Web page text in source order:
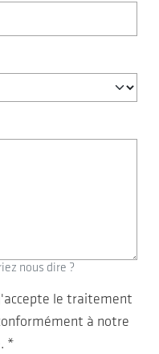
nous dire ?
le traitement
à notre
*